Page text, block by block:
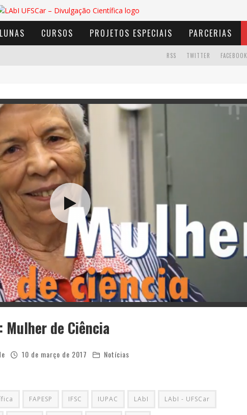
CURSOS PROJETOS ESPECIAIS PARCERIAS
DE VENTO
FACEBOOK
TWITTER
RSS
Mulher de Ciência
10 de março de 2017 Notícias
FAPESP IFSC IUPAC LAbI LAbI - UFSCar